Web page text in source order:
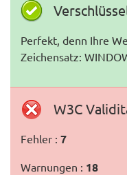
Perfekt, denn Ihre
Zeichensatz:
W3C
Fehler : 7
Warnungen : 18